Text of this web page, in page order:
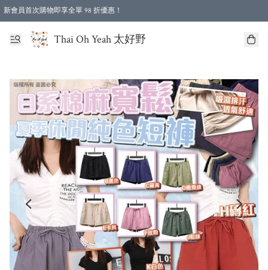
新會員首次購物即享全單 98 折優惠！
特選會員可享全單低至 96 折優惠！
Thai Oh Yeah 太好野